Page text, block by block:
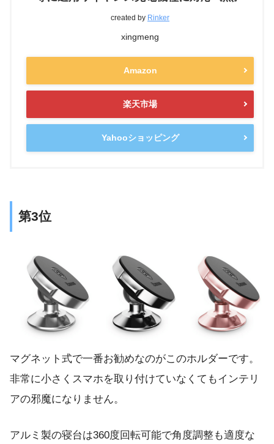
created by Rinker
xingmeng
Amazon
楽天市場
Yahooショッピング
第3位
マグネット式で一番お勧めなのがこのホルダーです。
非常に小さくスマホを取り付けていなくてもインテリ
アの邪魔になりません。
アルミ製の寝台は360度回転可能で角度調整も適度な